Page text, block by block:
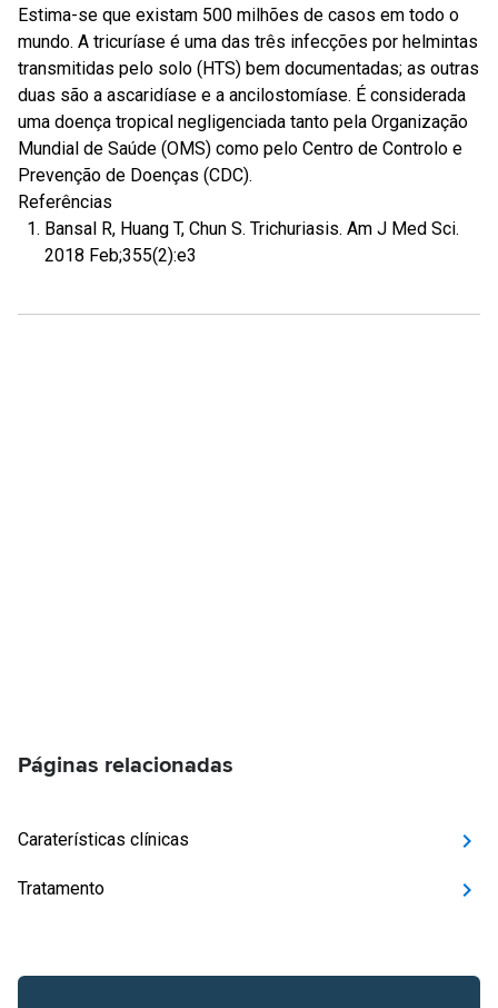
Estima-se que existam 500 milhões de casos em todo o
mundo. A tricuríase é uma das três infecções por helmintas
transmitidas pelo solo (HTS) bem documentadas; as outras
duas são a ascaridíase e a ancilostomíase. É considerada
uma doença tropical negligenciada tanto pela Organização
Mundial de Saúde (OMS) como pelo Centro de Controlo e
Prevenção de Doenças (CDC).
Referências
Bansal R, Huang T, Chun S. Trichuriasis. Am J Med Sci.
2018 Feb;355(2):e3
Páginas relacionadas
Caraterísticas clínicas
Tratamento